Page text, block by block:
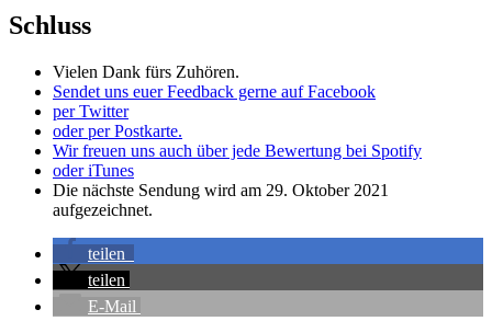
Schluss
Vielen Dank fürs Zuhören.
Sendet uns euer Feedback gerne auf Facebook
per Twitter
oder per Postkarte.
Wir freuen uns auch über jede Bewertung bei Spotify
oder iTunes
Die nächste Sendung wird am 29. Oktober 2021
aufgezeichnet.
teilen
teilen
E-Mail